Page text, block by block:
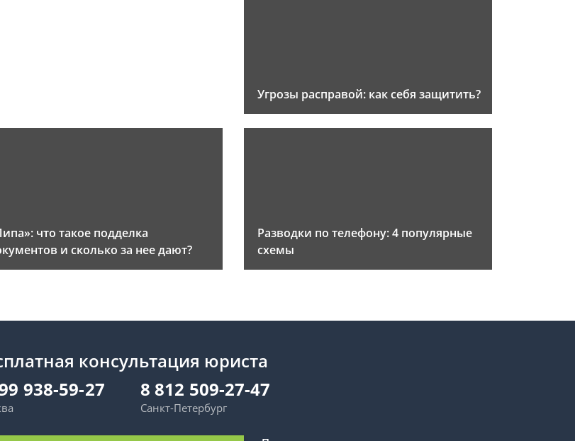
Угрозы расправой: как себя защитить?
что такое подделка
и сколько за нее дают?
Разводки по телефону: 4 популярные
схемы
консультация юриста
938-59-27
8 812 509-27-47
Санкт-Петербург